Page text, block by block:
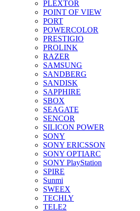
PLEXTOR
POINT OF VIEW
PORT
POWERCOLOR
PRESTIGIO
PROLINK
RAZER
SAMSUNG
SANDBERG
SANDISK
SAPPHIRE
SBOX
SEAGATE
SENCOR
SILICON POWER
SONY
SONY ERICSSON
SONY OPTIARC
SONY PlayStation
SPIRE
Sunmi
SWEEX
TECHLY
TELE2